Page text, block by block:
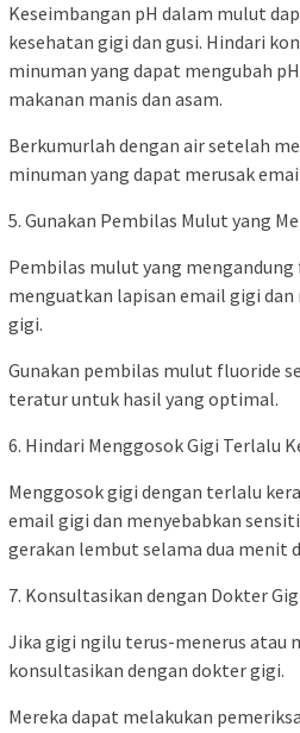
Keseimbangan pH dalam mulut
kesehatan gigi dan gusi. Hindari
minuman yang dapat mengubah
makanan manis dan asam.
Berkumurlah dengan air setelah
minuman yang dapat merusak
5. Gunakan Pembilas Mulut yang
Pembilas mulut yang
menguatkan lapisan email gigi
gigi.
Gunakan pembilas mulut fluoride
teratur untuk hasil yang optimal.
6. Hindari Menggosok Gigi Terlalu
Menggosok gigi dengan terlalu
email gigi dan menyebabkan
gerakan lembut selama dua menit
7. Konsultasikan dengan Dokter
Jika gigi ngilu terus-menerus atau
konsultasikan dengan dokter gigi.
Mereka dapat melakukan